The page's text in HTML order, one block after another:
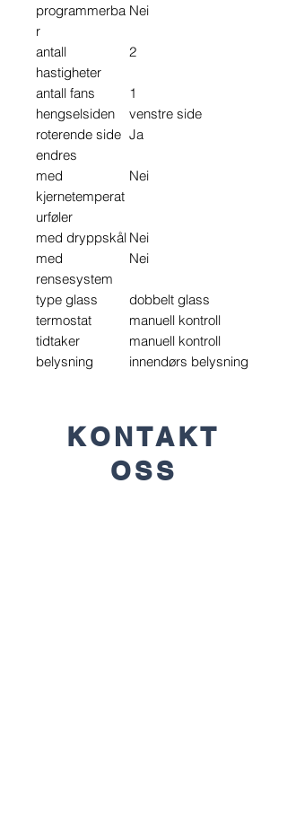
programmerba
r
Nei
antall
hastigheter
2
antall fans
1
hengselsiden
venstre side
roterende side
endres
Ja
med
kjernetemperat
urføler
Nei
med dryppskål Nei
med
rensesystem
Nei
type glass
dobbelt glass
termostat
manuell kontroll
tidtaker
manuell kontroll
belysning
innendørs belysning
KONTAKT
OSS